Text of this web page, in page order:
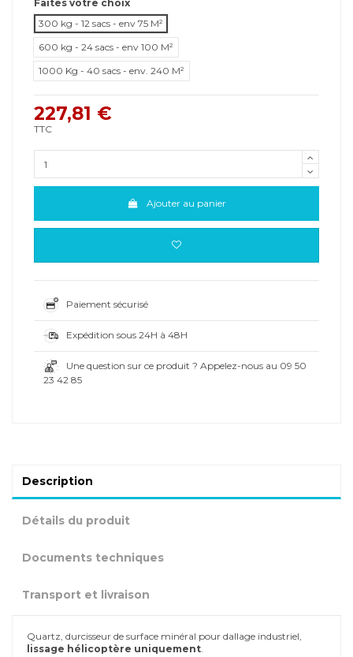
Faites votre choix
300 kg - 12 sacs - env 75 M²
600 kg - 24 sacs - env 100 M²
1000 Kg - 40 sacs - env. 240 M²
227,81 €
TTC
Ajouter au panier
Paiement sécurisé
Expédition sous 24H à 48H
Une question sur ce produit ? Appelez-nous au 09 50
23 42 85
Description
Détails du produit
Documents techniques
Transport et livraison
Quartz, durcisseur de surface minéral pour dallage industriel,
lissage hélicoptère uniquement